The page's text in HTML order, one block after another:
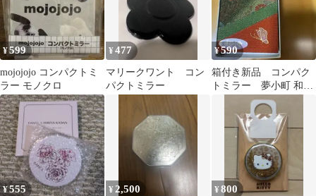
¥599
mojojojo コンパクトミ
ラー モノクロ
¥477
マリークワント コン
パクトミラー
¥590
箱付き新品 コンパク
トミラー 夢小町 和
柄 蝶々デザイン
¥555 ¥2,500 ¥800